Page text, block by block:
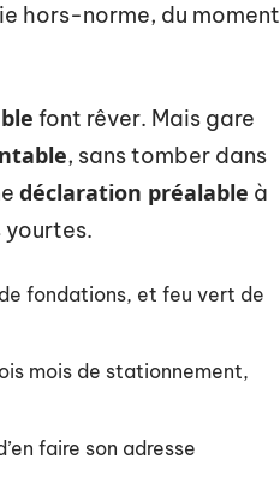
hors-norme, du moment
font rêver. Mais gare
, sans tomber dans
déclaration préalable à
fondations, et feu vert de
mois de stationnement,
faire son adresse